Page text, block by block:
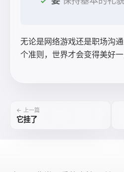
无论是网络游戏还是职场沟
个准则，世界才会变得美好一
← 上一篇
它挂了